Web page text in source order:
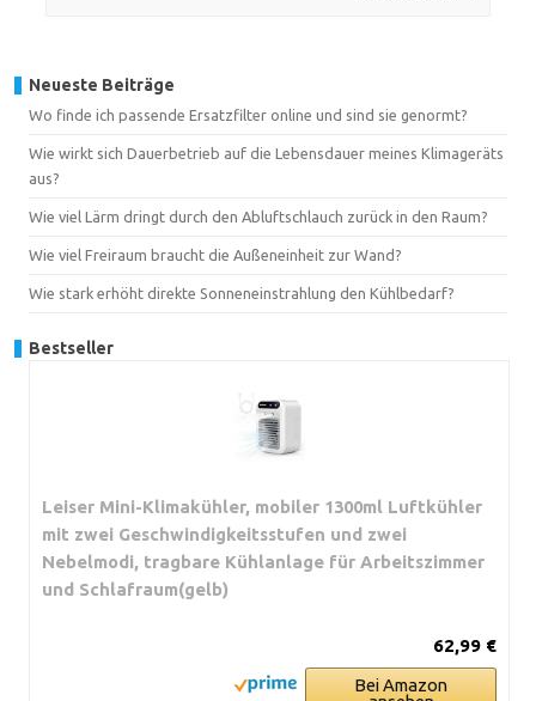
Neueste Beiträge
Wo finde ich passende Ersatzfilter online und sind sie genormt?
Wie wirkt sich Dauerbetrieb auf die Lebensdauer meines Klimageräts
aus?
Wie viel Lärm dringt durch den Abluftschlauch zurück in den Raum?
Wie viel Freiraum braucht die Außeneinheit zur Wand?
Wie stark erhöht direkte Sonneneinstrahlung den Kühlbedarf?
Bestseller
Leiser Mini-Klimakühler, mobiler 1300ml Luftkühler
mit zwei Geschwindigkeitsstufen und zwei
Nebelmodi, tragbare Kühlanlage für Arbeitszimmer
und Schlafraum(gelb)
62,99 €
Bei Amazon